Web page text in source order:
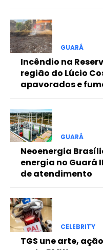
Free
Included for free:
Etiam est nibh,
Praesent euismod ac
Nullam eu erat
Donec quis est ac felis
Orci varius natoque
Full member access:
Etiam est nibh,
GUARÁ
Incêndio na
região do Lúcio
apavorados e
GUARÁ
Neoenergia
energia no Guará
de atendimento
CELEBRITY
TGS une arte,